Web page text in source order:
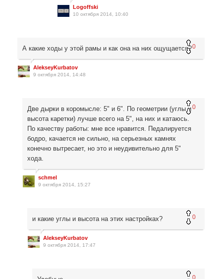
Logoffski
10 октября 2014, 10:40
0
А какие ходы у этой рамы и как она на них ощущается?
AlekseyKurbatov
9 октября 2014, 14:48
0
Две дырки в коромысле: 5" и 6". По геометрии (углы и
высота каретки) лучше всего на 5", на них и катаюсь.
По качеству работы: мне все нравится. Педалируется
бодро, качается не сильно, на серьезных камнях
конечно вытресает, но это и неудивительно для 5"
хода.
schmel
9 октября 2014, 15:27
0
и какие углы и высота на этих настройках?
AlekseyKurbatov
9 октября 2014, 17:47